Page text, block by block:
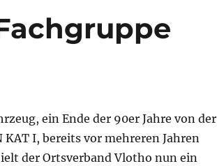
ein Ende der 90er Jahre von der
I, bereits vor mehreren Jahren
der Ortsverband Vlotho nun ein